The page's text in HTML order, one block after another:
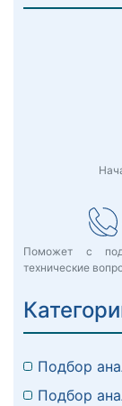
Поможет с
технические
Подбор
Подбор